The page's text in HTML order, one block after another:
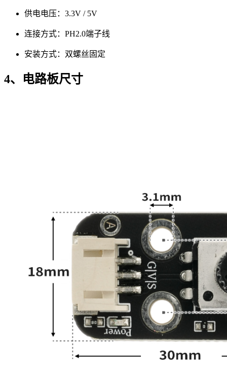
供电电压：3.3V / 5V
连接方式：PH2.0端子线
安装方式：双螺丝固定
4、电路板尺寸